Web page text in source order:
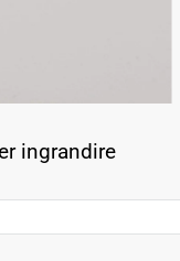
ingrandire